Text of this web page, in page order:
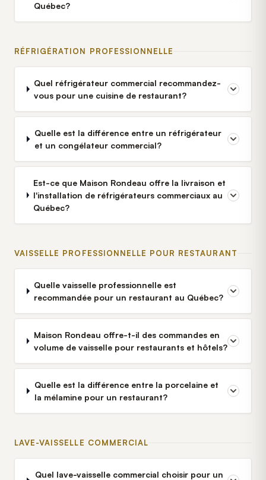
Québec?
RÉFRIGÉRATION PROFESSIONNELLE
Quel réfrigérateur commercial recommandez-
vous pour une cuisine de restaurant?
Quelle est la différence entre un réfrigérateur
et un congélateur commercial?
Est-ce que Maison Rondeau offre la livraison et
l'installation de réfrigérateurs commerciaux au
Québec?
VAISSELLE PROFESSIONNELLE POUR RESTAURANT
Quelle vaisselle professionnelle est
recommandée pour un restaurant au Québec?
Maison Rondeau offre-t-il des commandes en
volume de vaisselle pour restaurants et hôtels?
Quelle est la différence entre la porcelaine et
la mélamine pour un restaurant?
LAVE-VAISSELLE COMMERCIAL
Quel lave-vaisselle commercial choisir pour un